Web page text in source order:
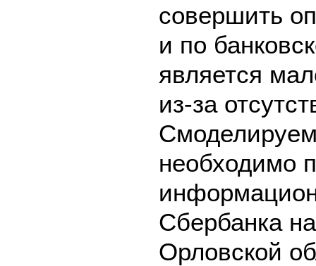
совершить
и по
является
из-за
необходимо
Сбербанка
Орловской